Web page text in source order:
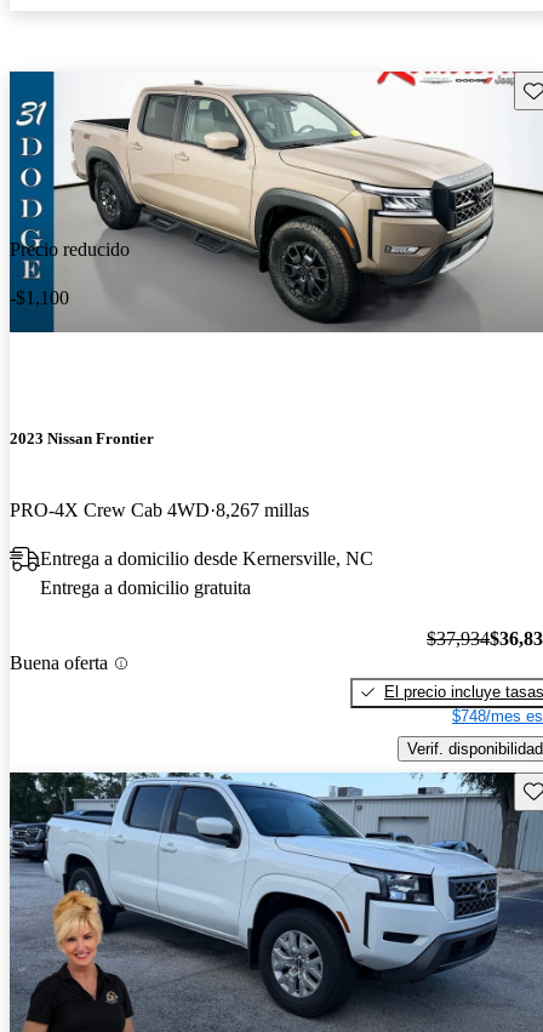
Precio reducido
-$1,100
2023 Nissan Frontier
PRO-4X Crew Cab 4WD 8,267 millas
Entrega a domicilio desde Kernersville, NC
Entrega a domicilio gratuita
Buena oferta
$37,934
El precio incluye tasas
$748/mes
Verif. disponibilidad